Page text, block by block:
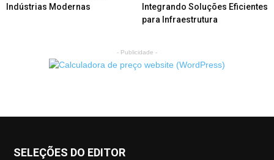
Indústrias Modernas
Integrando Soluções Eficientes
para Infraestrutura
- Publicidade -
SELEÇÕES DO EDITOR